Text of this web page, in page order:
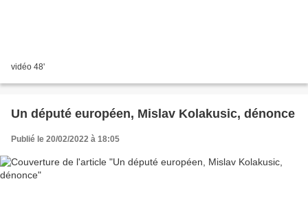
vidéo 48'
Un député européen, Mislav Kolakusic, dénonce
Publié le 20/02/2022 à 18:05